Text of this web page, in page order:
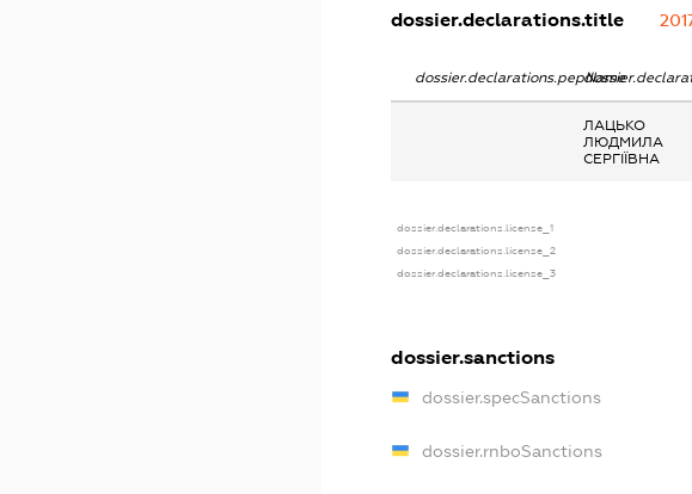
dossier.declarations.title
dossier.declarations.pepName
ЛАЦЬКО
ЛЮДМИЛА
СЕРГІЇВНА
dossier.declarations.license_1
dossier.declarations.license_2
dossier.declarations.license_3
dossier.sanctions
dossier.specSanctions
dossier.rnboSanctions